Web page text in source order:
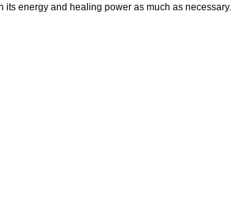
its energy and healing power as much as necessary.